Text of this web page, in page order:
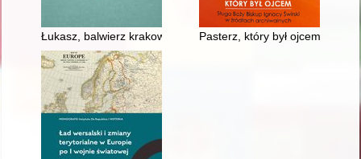
Łukasz, balwierz krakowski, i jego armamentarium
Pasterz, który był ojcem :